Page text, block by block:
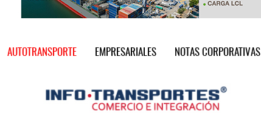
AUTOTRANSPORTE EMPRESARIALES NOTAS CORPORATIVAS